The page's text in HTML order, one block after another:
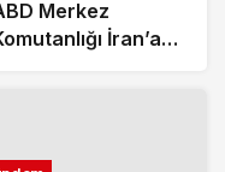
Merkez
İran’a